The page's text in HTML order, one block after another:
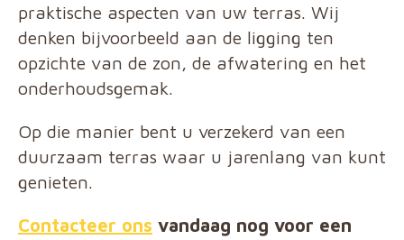
praktische aspecten van uw terras. Wij
denken bijvoorbeeld aan de ligging ten
opzichte van de zon, de afwatering en het
onderhoudsgemak.
Op die manier bent u verzekerd van een
duurzaam terras waar u jarenlang van kunt
genieten.
Contacteer ons vandaag nog voor een